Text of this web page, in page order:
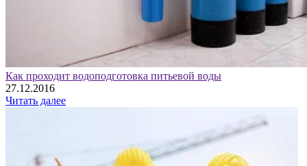
Как проходит водоподготовка питьевой воды
27.12.2016
Читать далее